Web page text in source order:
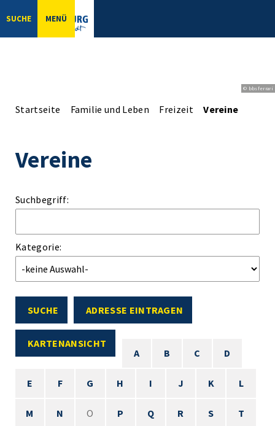
SUCHE MENÜ
© bbsferrari
Startseite Familie und Leben Freizeit Vereine
Vereine
Suchbegriff:
Kategorie:
SUCHE ADRESSE EINTRAGEN
KARTENANSICHT
A
B C D
E F G H I J K L
M N O P Q R S T